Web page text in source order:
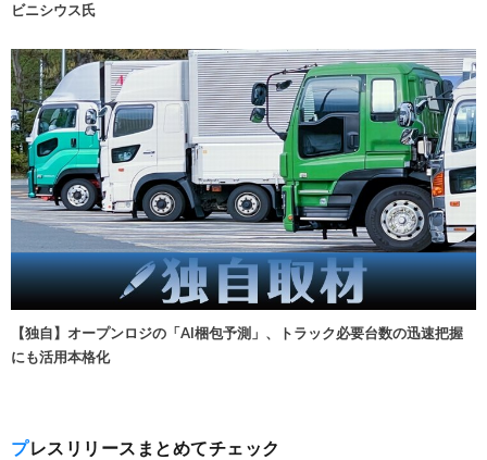
ビニシウス氏
【独自】オープンロジの「AI梱包予測」、トラック必要台数の迅速把握
にも活用本格化
プレスリリースまとめてチェック